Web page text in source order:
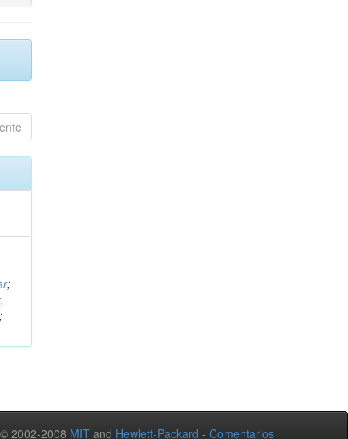
;
;
2002-2008 MIT and Hewlett-Packard - Comentarios